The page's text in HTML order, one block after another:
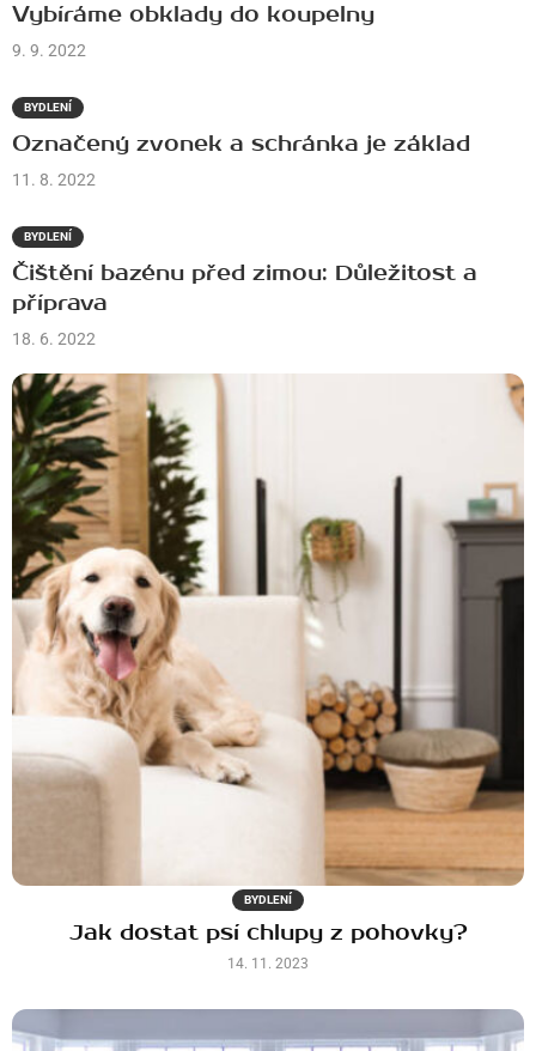
Vybíráme obklady do koupelny
9. 9. 2022
BYDLENÍ
Označený zvonek a schránka je základ
11. 8. 2022
BYDLENÍ
Čištění bazénu před zimou: Důležitost a
příprava
18. 6. 2022
BYDLENÍ
Jak dostat psí chlupy z pohovky?
14. 11. 2023